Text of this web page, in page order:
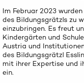
Im Februar 2023
des Bildungsgrätzls zu
einzubringen. Es freut
Kindergärten und
Austria und
des Bildungsgrätzl
mit ihrer Expertise und
ein.